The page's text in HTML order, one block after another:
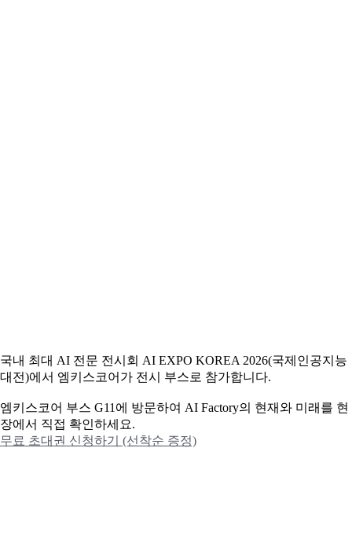
국내 최대 AI 전문 전시회 AI EXPO KOREA 2026(국제인공지능
대전)에서 엠키스코어가 전시 부스로 참가합니다.
엠키스코어 부스 G11에 방문하여 AI Factory의 현재와 미래를 현
장에서 직접 확인하세요.
무료 초대권 신청하기 (선착순 증정)